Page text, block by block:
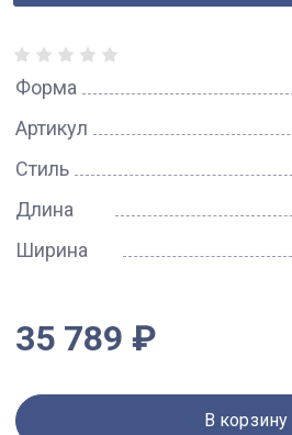
Форма
Артикул
Стиль
Длина
Ширина
35 789 ₽
В корзину